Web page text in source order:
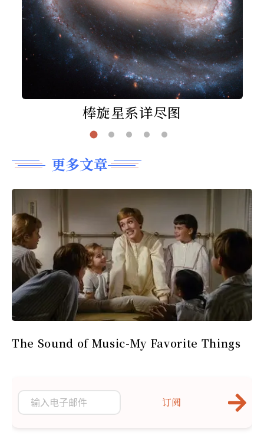
棒旋星系详尽图
更多文章
The Sound of Music-My Favorite Things
订阅